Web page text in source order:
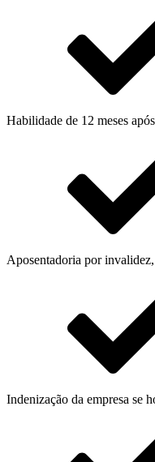
Habilidade de 12 meses
Aposentadoria por
Indenização da empresa se